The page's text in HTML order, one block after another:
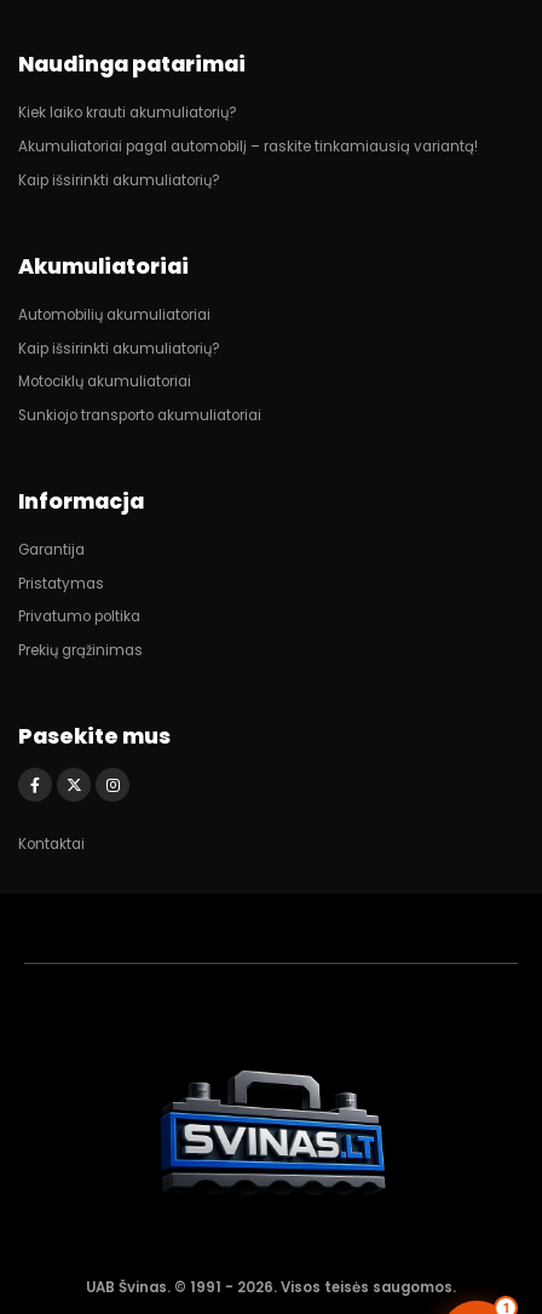
Naudinga patarimai
Kiek laiko krauti akumuliatorių?
Akumuliatoriai pagal automobilį – raskite tinkamiausią variantą!
Kaip išsirinkti akumuliatorių?
Akumuliatoriai
Automobilių akumuliatoriai
Kaip išsirinkti akumuliatorių?
Motociklų akumuliatoriai
Sunkiojo transporto akumuliatoriai
Informacja
Garantija
Pristatymas
Privatumo poltika
Prekių grąžinimas
Pasekite mus
Kontaktai
UAB Švinas. © 1991 - 2026. Visos teisės saugomos.
1
Akumuliatorių
asistentas
Aktyvus dabar